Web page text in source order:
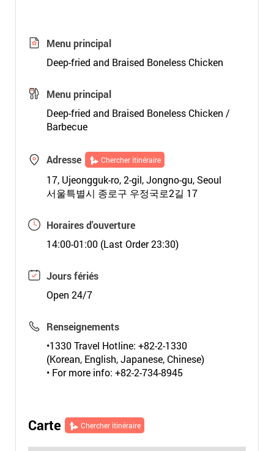
Menu principal
Deep-fried and Braised Boneless Chicken
Menu principal
Deep-fried and Braised Boneless Chicken /
Barbecue
Adresse Chercher itinéraire
17, Ujeongguk-ro, 2-gil, Jongno-gu, Seoul
서울특별시 종로구 우정국로2길 17
Horaires d'ouverture
14:00-01:00 (Last Order 23:30)
Jours fériés
Open 24/7
Renseignements
•1330 Travel Hotline: +82-2-1330
(Korean, English, Japanese, Chinese)
• For more info: +82-2-734-8945
Carte Chercher itinéraire